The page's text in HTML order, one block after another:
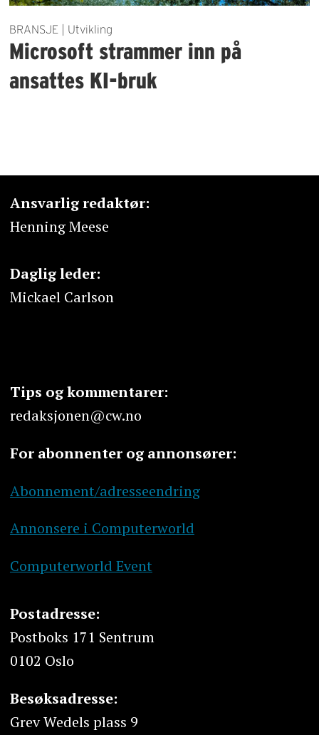
BRANSJE | Utvikling
Microsoft strammer inn på
ansattes KI-bruk
Ansvarlig redaktør:
Henning Meese
Daglig leder:
Mickael Carlson
Tips og kommentarer:
redaksjonen@cw.no
For abonnenter og annonsører:
Abonnement/adresseendring
Annonsere i Computerworld
Computerworld Event
Postadresse:
Postboks 171 Sentrum
0102 Oslo
Besøksadresse:
Grev Wedels plass 9